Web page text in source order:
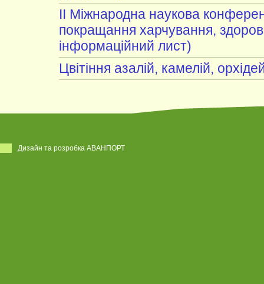
II Міжнародна наукова
покращання харчування,
інформаційний лист)
Цвітіння азалій, камелій,
Дизайн та розробка АВАНПОРТ